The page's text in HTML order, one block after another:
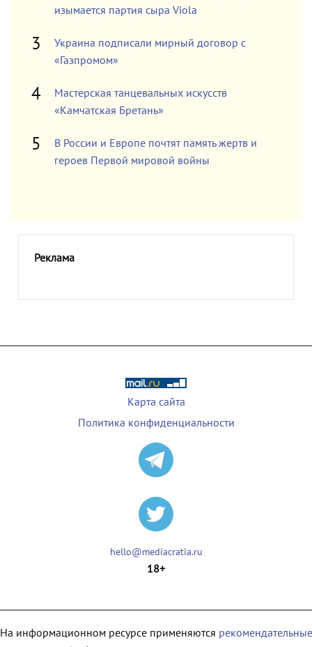
изымается партия сыра Viola
Украина подписали мирный договор с
«Газпромом»
Мастерская танцевальных искусств
«Камчатская Бретань»
В России и Европе почтят память жертв и
героев Первой мировой войны
Реклама
Карта сайта
Политика конфиденциальности
hello@mediacratia.ru
18+
На информационном ресурсе применяются рекомендательные